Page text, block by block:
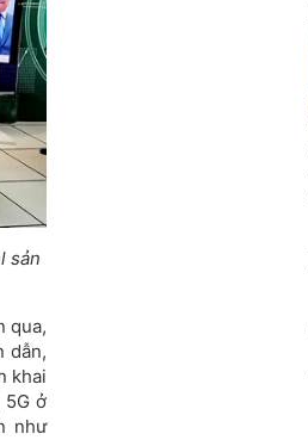
sản
qua,
dẫn,
khai
5G ở
như